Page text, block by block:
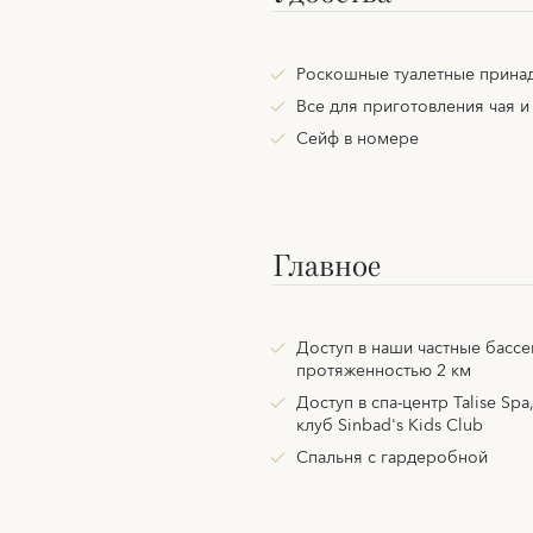
Роскошные туалетные
Все для приготовления чая
Сейф в номере
Главное
Доступ в наши частные
протяженностью 2 км
Доступ в спа-центр Talise
клуб Sinbad's Kids Club
Спальня с гардеробной